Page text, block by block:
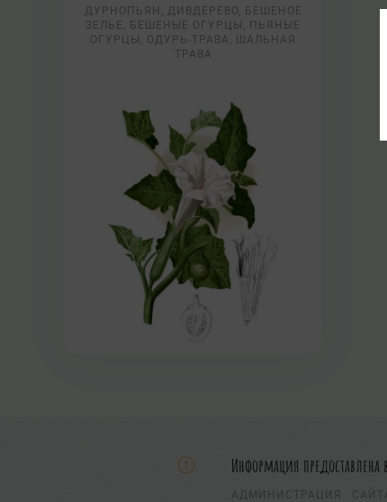
ДУРНОПЬЯН, ДИВДЕРЕВО, БЕШЕНОЕ
ЗЕЛЬЕ, БЕШЕНЫЕ ОГУРЦЫ, ПЬЯНЫЕ
ОГУРЦЫ, ОДУРЬ-ТРАВА, ШАЛЬНАЯ
ТРАВА
Информация предоставлена
АДМИНИСТРАЦИЯ